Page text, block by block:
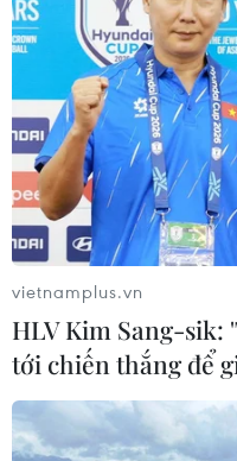
vietnamplus.vn
HLV Kim Sang-sik:
tới chiến thắng để